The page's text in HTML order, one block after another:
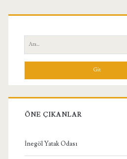
Birincil
Yan
Menü
Ara:
ÖNE ÇIKANLAR
İnegöl Yatak Odası